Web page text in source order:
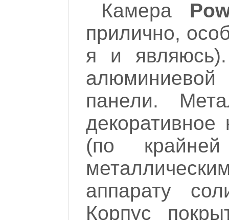
Камера
прилично,
я и
панели.
декоративное
(по
аппарату
Корпус